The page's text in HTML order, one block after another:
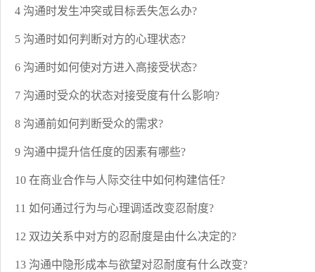
4 沟通时发生冲突或目标丢失怎么办?
5 沟通时如何判断对方的心理状态?
6 沟通时如何使对方进入高接受状态?
7 沟通时受众的状态对接受度有什么影响?
8 沟通前如何判断受众的需求?
9 沟通中提升信任度的因素有哪些?
10 在商业合作与人际交往中如何构建信任?
11 如何通过行为与心理调适改变忍耐度?
12 双边关系中对方的忍耐度是由什么决定的?
13 沟通中隐形成本与欲望对忍耐度有什么改变?